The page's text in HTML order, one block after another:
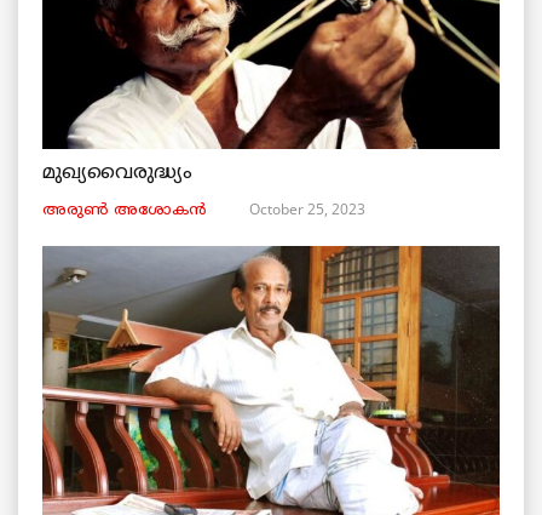
മുഖ്യവൈരുദ്ധ്യം
അരുണ്‍ അശോകൻ October 25, 2023